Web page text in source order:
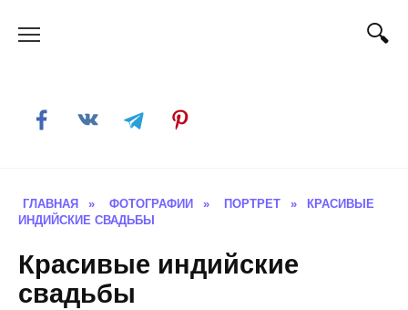
ГЛАВНАЯ » ФОТОГРАФИИ » ПОРТРЕТ »
КРАСИВЫЕ
ИНДИЙСКИЕ СВАДЬБЫ
Красивые индийские
свадьбы